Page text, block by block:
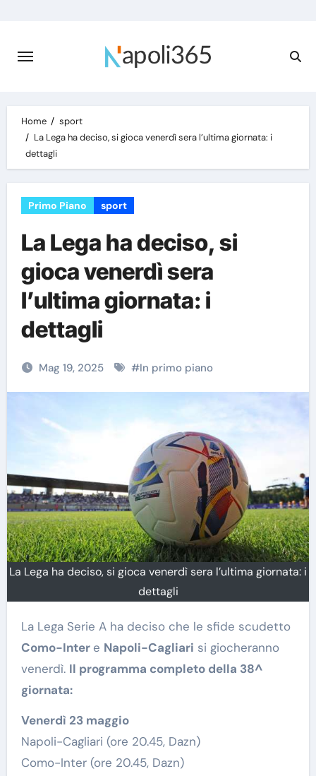
content
Home
sport
La Lega ha deciso, si gioca venerdì sera l’ultima giornata: i
dettagli
Primo Piano sport
La Lega ha deciso, si
gioca venerdì sera
l’ultima giornata: i
dettagli
Mag 19, 2025 #In primo piano
La Lega ha deciso, si gioca venerdì sera l’ultima giornata: i
dettagli
La Lega Serie A ha deciso che le sfide scudetto
Como-Inter e Napoli-Cagliari si giocheranno
venerdì. Il programma completo della 38^
giornata:
Venerdì 23 maggio
Napoli-Cagliari (ore 20.45, Dazn)
Como-Inter (ore 20.45, Dazn)